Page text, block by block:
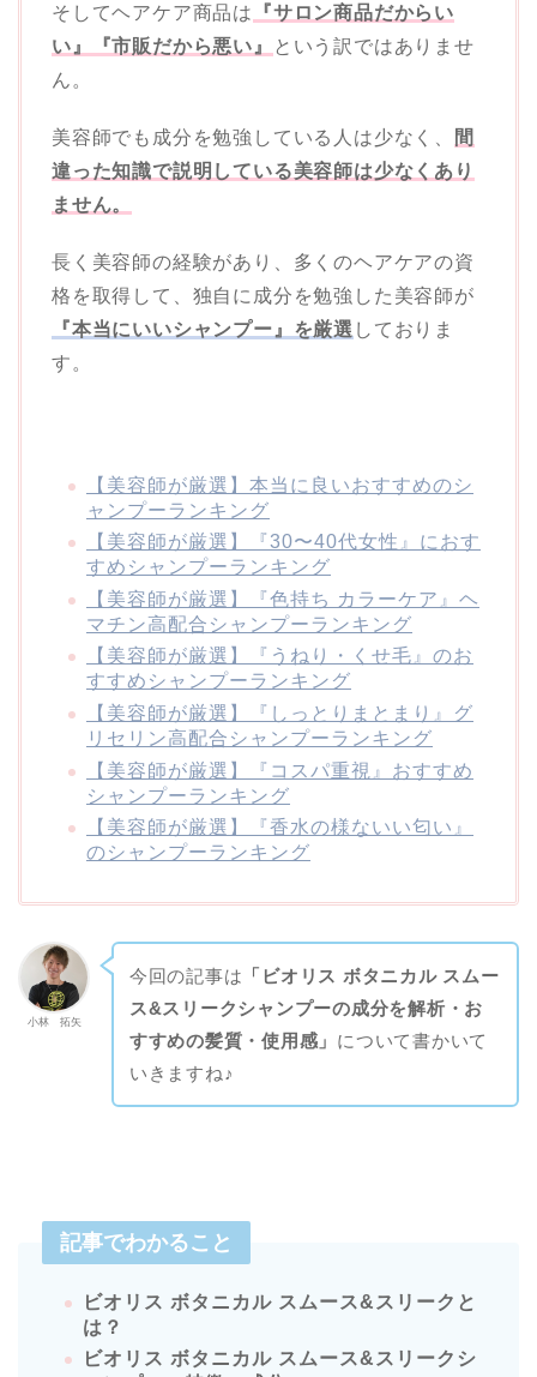
そしてヘアケア商品は
『サロン商品だからい
い』『市販だから悪い』
という訳ではありませ
ん。
美容師でも成分を勉強している人は少なく、
間
違った知識で説明している美容師は少なくあり
ません。
長く美容師の経験があり、多くのヘアケアの資
格を取得して、独自に成分を勉強した美容師が
『本当にいいシャンプー』を厳選 しておりま
す。
【美容師が厳選】本当に良いおすすめのシ
ャンプーランキング
【美容師が厳選】『30〜40代女性』におす
すめシャンプーランキング
【美容師が厳選】『色持ち カラーケア』ヘ
マチン高配合シャンプーランキング
【美容師が厳選】『うねり・くせ毛』のお
すすめシャンプーランキング
【美容師が厳選】『しっとりまとまり』グ
リセリン高配合シャンプーランキング
【美容師が厳選】『コスパ重視』おすすめ
シャンプーランキング
【美容師が厳選】『香水の様ないい匂い』
のシャンプーランキング
小林 拓矢
今回の記事は 「ビオリス ボタニカル スムー
ス&スリークシャンプーの成分を解析・お
すすめの髪質・使用感」 について書かいて
いきますね♪
記事でわかること
ビオリス ボタニカル スムース&スリークと
は？
ビオリス ボタニカル スムース&スリークシ